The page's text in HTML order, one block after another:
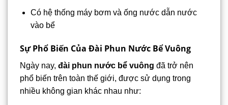
Có hệ thống máy bơm và ống nước dẫn nước
vào bể
Sự Phổ Biến Của Đài Phun Nước Bể Vuông
Ngày nay, đài phun nước bể vuông đã trở nên
phổ biến trên toàn thế giới, được sử dụng trong
nhiều không gian khác nhau như: